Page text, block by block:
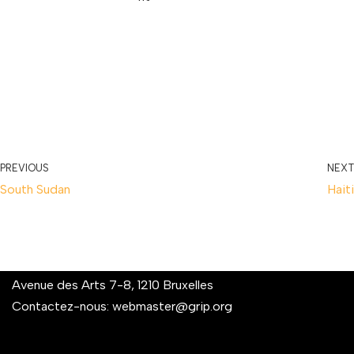
PREVIOUS
South Sudan
NEXT
Haiti
Avenue des Arts 7-8, 1210 Bruxelles
Contactez-nous: webmaster@grip.org